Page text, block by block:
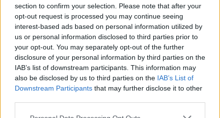
section to confirm your selection. Please note that after your
opt-out request is processed you may continue seeing
interest-based ads based on personal information utilized by
us or personal information disclosed to third parties prior to
your opt-out. You may separately opt-out of the further
disclosure of your personal information by third parties on the
IAB’s list of downstream participants. This information may
also be disclosed by us to third parties on the IAB’s List of
Downstream Participants that may further disclose it to other
Please note that this website/app uses one or more Google
TO RENAULT 4 ΕΠΙΣΤΡΕΦΕΙ -ΠΟΣΟ ΚΟΣΤΙΖΕΙ
Πιο συγκεκριμένα ο παραβάτης οδηγός συνελήφθη από
αστυνομικούς του Τμήματος Τροχαίας της Αττικής Οδού
καθώς κατελήφθη ναοδηγείανατρεπόμενο επικαθήμενο
φορτηγό,έμφορτο με αδρανή υλικά, ενώ του είχε
αφαιρεθεί η άδεια ικανότητας οδήγησηςλίγες ημέρες
νωρίτερα.